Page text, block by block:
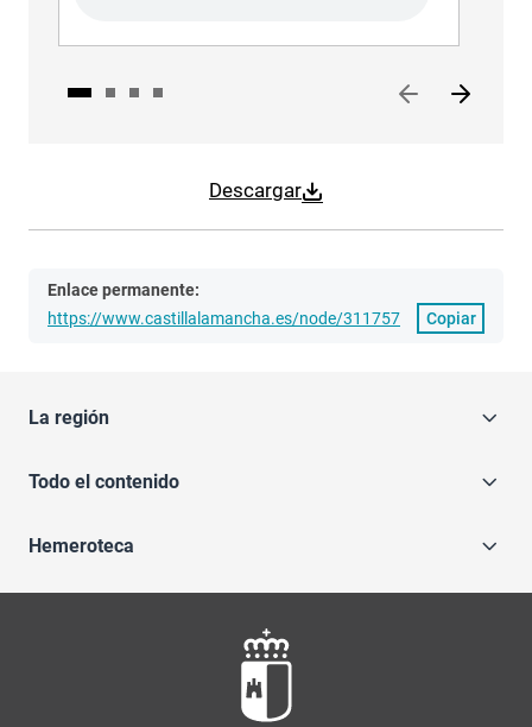
Descargar
Enlace permanente:
https://www.castillalamancha.es/node/311757
Copiar
La región
Todo el contenido
Hemeroteca